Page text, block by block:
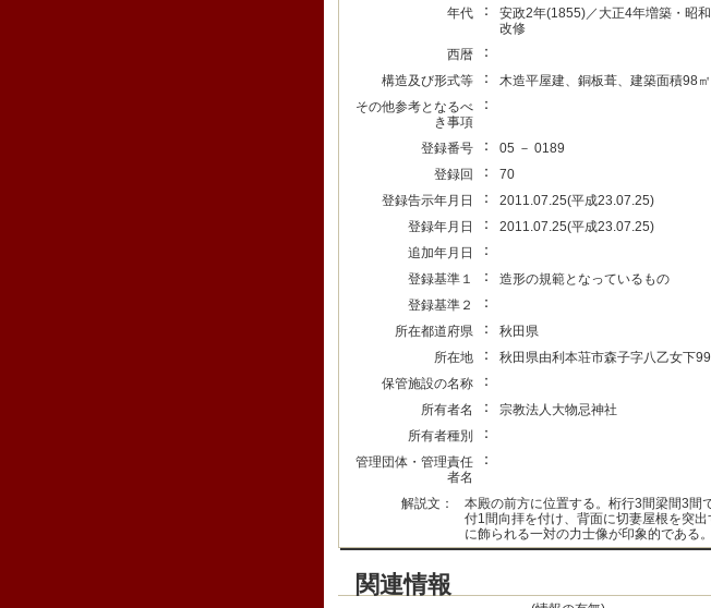
年代
：
安政2年(1855)／大正4年増築・昭
改修
西暦
：
構造及び形式等 ：
木造平屋建、銅板葺、建築面積98㎡
その他参考となるべ
き事項
：
登録番号 ：
05 － 0189
登録回
：
70
登録告示年月日
：
2011.07.25(平成23.07.25)
登録年月日
：
2011.07.25(平成23.07.25)
追加年月日
：
登録基準１ ：
造形の規範となっているもの
登録基準２
：
所在都道府県 ：
秋田県
所在地
：
秋田県由利本荘市森子字八乙女下
保管施設の名称
：
所有者名 ：
宗教法人大物忌神社
所有者種別
：
管理団体・管理責任
者名
：
解説文：
本殿の前方に位置する。桁行3間梁間3間
付1間向拝を付け、背面に切妻屋根を突
に飾られる一対の力士像が印象的である。
関連情報